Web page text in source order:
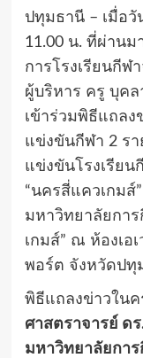
ปทุมธานี – เมื่อวั
11.00 น. ที่ผ่าน
การโรงเรียนกี
ผู้บริหาร ครู บุค
เข้าร่วมพิธีแถลง
แข่งขันกีฬา 2 รา
แข่งขันโรงเรียน
“นครสี่แควเกมส์
มหาวิทยาลัยกา
เกมส์” ณ ห้องเอ
พอร์ต จังหวัดปทุ
พิธีแถลงข่าวในค
ศาสตราจารย์ ด
มหาวิทยาลัยกา